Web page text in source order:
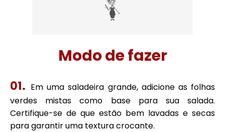
Modo de fazer
Em uma saladeira grande, adicione as folhas
verdes mistas como base para sua salada.
Certifique-se de que estão bem lavadas e secas
para garantir uma textura crocante.